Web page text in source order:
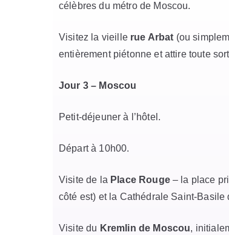
célèbres du métro de Moscou.
Visitez la vieille rue Arbat (ou
entièrement piétonne et attire toute
Jour 3 – Moscou
Petit-déjeuner à l’hôtel.
Départ à 10h00.
Visite de la Place Rouge– la place
côté est) et la Cathédrale Saint-Basile
Visite du Kremlin de Moscou,